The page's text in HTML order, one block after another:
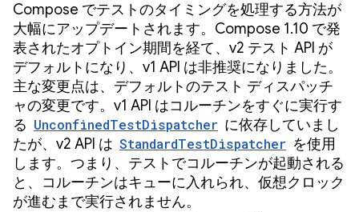
Compose でテストのタイミングを処理する方法が
大幅にアップデートされます。Compose 1.10 で発
表されたオプトイン期間を経て、v2 テスト API が
デフォルトになり、v1 API は非推奨になりました。
主な変更点は、デフォルトのテスト ディスパッチ
ャの変更です。v1 API はコルーチンをすぐに実行す
る UnconfinedTestDispatcher に依存していまし
たが、v2 API は StandardTestDispatcher を使用
します。つまり、テストでコルーチンが起動される
と、コルーチンはキューに入れられ、仮想クロック
が進むまで実行されません。